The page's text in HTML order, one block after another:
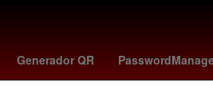
Generador QR
Juegos Centroamericanos y del